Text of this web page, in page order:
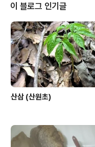
이 블로그 인기글
산삼 (산원초)